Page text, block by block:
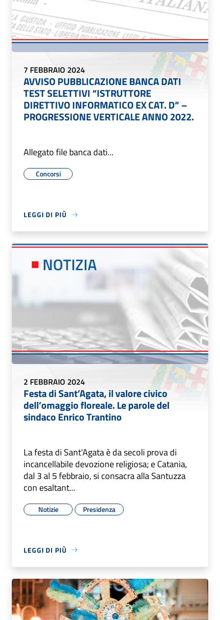
7 FEBBRAIO 2024
AVVISO PUBBLICAZIONE BANCA DATI
TEST SELETTIVI “ISTRUTTORE
DIRETTIVO INFORMATICO EX CAT. D” –
PROGRESSIONE VERTICALE ANNO 2022.
Allegato file banca dati...
Concorsi
LEGGI DI PIÙ
2 FEBBRAIO 2024
Festa di Sant’Agata, il valore civico
dell’omaggio floreale. Le parole del
sindaco Enrico Trantino
La festa di Sant'Agata è da secoli prova di
incancellabile devozione religiosa; e Catania,
dal 3 al 5 febbraio, si consacra alla Santuzza
con esaltant...
Notizie Presidenza
LEGGI DI PIÙ